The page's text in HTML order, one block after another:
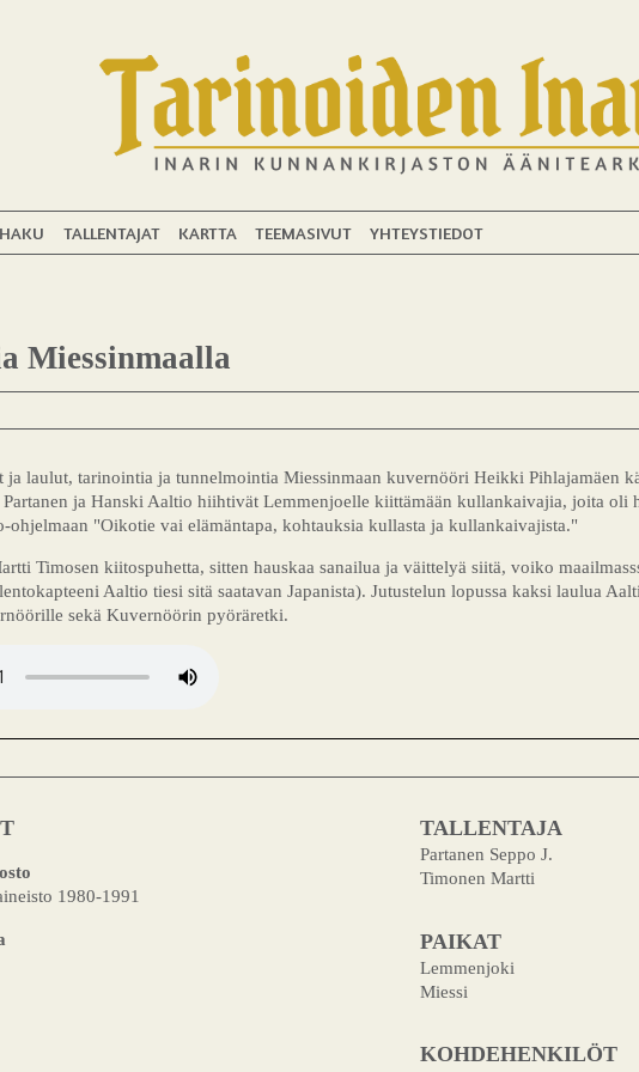
HAKU TALLENTAJAT KARTTA TEEMASIVUT YHTEYSTIEDOT
Miessinmaalla
ja laulut, tarinointia ja tunnelmointia Miessinmaan kuvernööri Heikki Pihlajamäen
Partanen ja Hanski Aaltio hiihtivät Lemmenjoelle kiittämään kullankaivajia, joita oli
ohjelmaan "Oikotie vai elämäntapa, kohtauksia kullasta ja kullankaivajista."
Timosen kiitospuhetta, sitten hauskaa sanailua ja väittelyä siitä, voiko
Aaltio tiesi sitä saatavan Japanista). Jutustelun lopussa kaksi laulua
sekä Kuvernöörin pyöräretki.
1980-1991
TALLENTAJA
Partanen Seppo J.
Timonen Martti
PAIKAT
Lemmenjoki
Miessi
KOHDEHENKILÖT